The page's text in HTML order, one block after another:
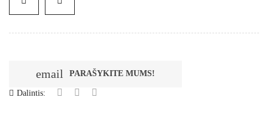
email PARAŠYKITE MUMS!
Dalintis: